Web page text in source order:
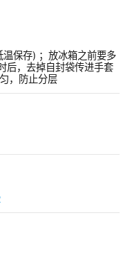
保存) ；放冰箱之前要多
后，去掉自封袋传进手套
，防止分层